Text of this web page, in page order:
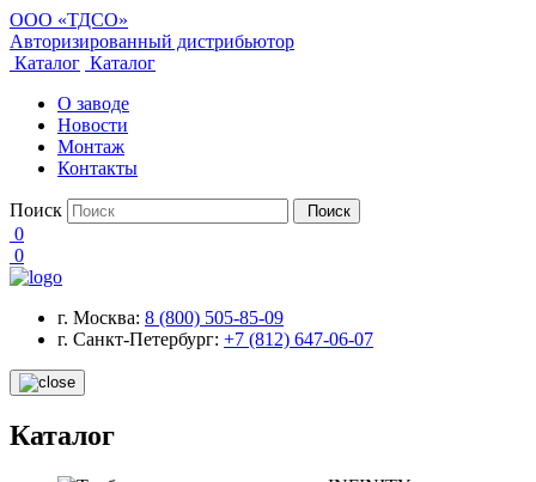
ООО «ТДСО»
Авторизированный дистрибьютор
Каталог Каталог
О заводе
Новости
Монтаж
Контакты
Поиск Поиск
0
0
г. Москва: 8 (800) 505-85-09
г. Санкт-Петербург: +7 (812) 647-06-07
Каталог